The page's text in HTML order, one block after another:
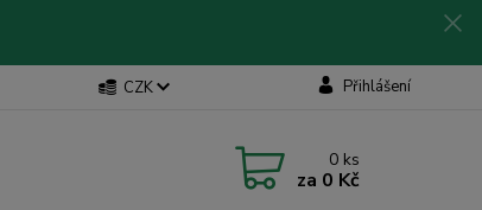
CZK Přihlášení
0 ks
za 0 Kč